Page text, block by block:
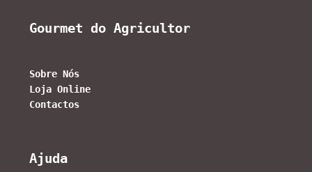
Gourmet do Agricultor
Sobre Nós
Loja Online
Contactos
Ajuda